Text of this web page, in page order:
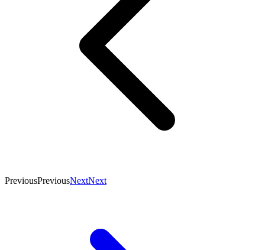
PreviousPreviousNextNext